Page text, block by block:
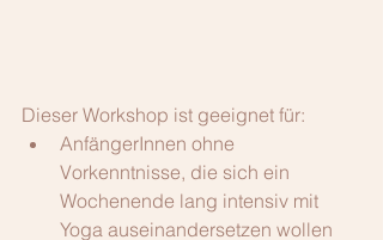
Dieser Workshop ist geeignet für:
AnfängerInnen ohne
Vorkenntnisse, die sich ein
Wochenende lang intensiv mit
Yoga auseinandersetzen wollen